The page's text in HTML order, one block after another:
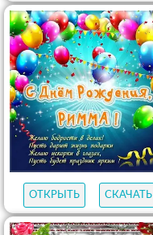
ОТКРЫТЬ СКАЧАТЬ